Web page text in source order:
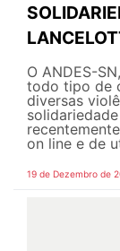
O ANDES-
todo tipo de
diversas
on line e de
19 de Dezembro de